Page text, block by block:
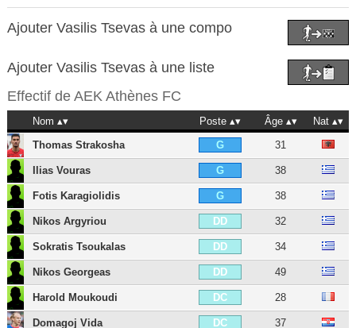
Ajouter Vasilis Tsevas à une compo
Ajouter Vasilis Tsevas à une liste
Effectif de AEK Athènes FC
Nom Poste Âge
Nat
Thomas Strakosha
G 31
Ilias Vouras G 38
Fotis Karagiolidis G 38
Nikos Argyriou DD 32
Sokratis Tsoukalas DD 34
Nikos Georgeas DD 49
Harold Moukoudi DC 28
Domagoj Vida DC 37